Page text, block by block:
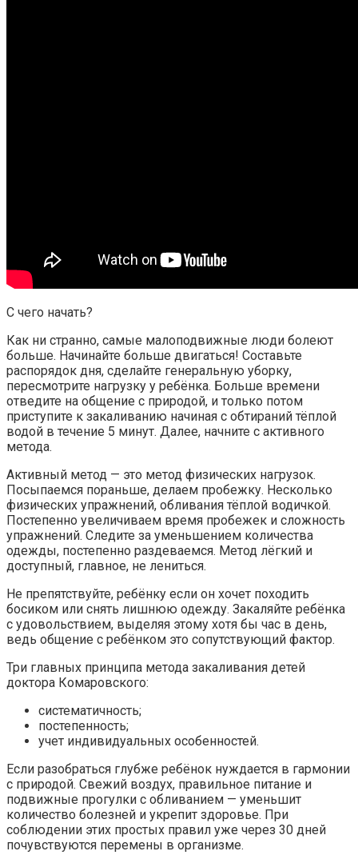
С чего начать?
Как ни странно, самые малоподвижные люди болеют
больше. Начинайте больше двигаться! Составьте
распорядок дня, сделайте генеральную уборку,
пересмотрите нагрузку у ребёнка. Больше времени
отведите на общение с природой, и только потом
приступите к закаливанию начиная с обтираний тёплой
водой в течение 5 минут. Далее, начните с активного
метода.
Активный метод — это метод физических нагрузок.
Посыпаемся пораньше, делаем пробежку. Несколько
физических упражнений, обливания тёплой водичкой.
Постепенно увеличиваем время пробежек и сложность
упражнений. Следите за уменьшением количества
одежды, постепенно раздеваемся. Метод лёгкий и
доступный, главное, не лениться.
Не препятствуйте, ребёнку если он хочет походить
босиком или снять лишнюю одежду. Закаляйте ребёнка
с удовольствием, выделяя этому хотя бы час в день,
ведь общение с ребёнком это сопутствующий фактор.
Три главных принципа метода закаливания детей
доктора Комаровского:
систематичность;
постепенность;
учет индивидуальных особенностей.
Если разобраться глубже ребёнок нуждается в гармонии
с природой. Свежий воздух, правильное питание и
подвижные прогулки с обливанием — уменьшит
количество болезней и укрепит здоровье. При
соблюдении этих простых правил уже через 30 дней
почувствуются перемены в организме.